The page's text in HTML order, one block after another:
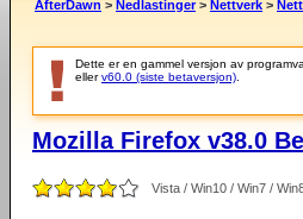
AfterDawn > Nedlastinger > Nettverk >
Dette er en gammel versjon av
ellerv60.0 (siste betaversjon)
Mozilla Firefox v38.0
Vista / Win10 / Win7 /